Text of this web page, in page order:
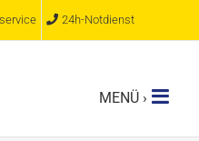
24h-Notdienst